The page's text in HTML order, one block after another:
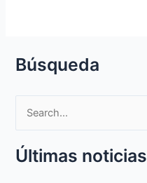
Búsqueda
a
Últimas noticias